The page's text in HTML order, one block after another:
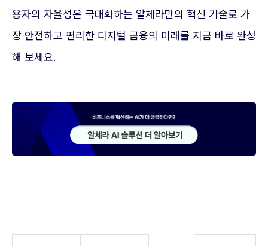
용자의 자율성은 극대화하는 알체라만의 혁신 기술로 가
장 안전하고 편리한 디지털 금융의 미래를 지금 바로 완성
해 보세요.